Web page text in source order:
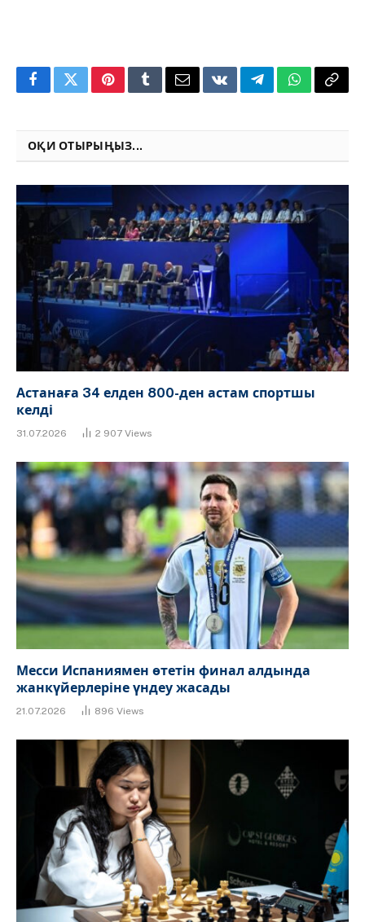
FacebookTwitterPinterestTumblrEmailVKontakteTelegramWhatsApp
Copy
ОҚИ ОТЫРЫҢЫЗ...
Астанаға 34 елден 800-ден астам спортшы
келді
31.07.2026 2 907 Views
Месси Испаниямен өтетін финал алдында
жанкүйерлеріне үндеу жасады
21.07.2026 896 Views